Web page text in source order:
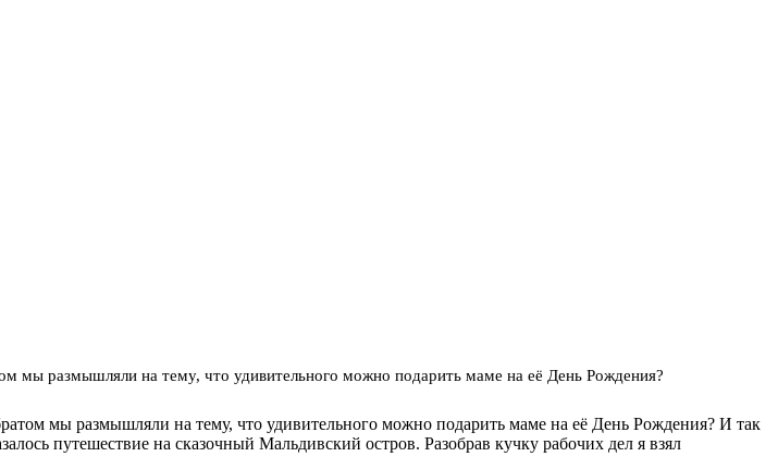
мы размышляли на тему, что удивительного можно подарить маме на её День Рождения?
мы размышляли на тему, что удивительного можно подарить маме на её День Рождения? И так
путешествие на сказочный Мальдивский остров. Разобрав кучку рабочих дел я взял